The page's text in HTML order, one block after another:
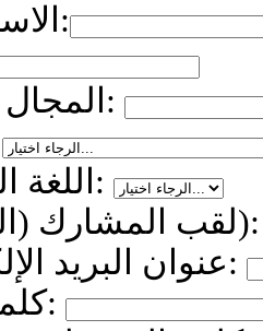
الاسم الأول:
المجال المهني:
اللغة المفضلة:
لقب المشارك (الشيفرة):
عنوان البريد الإلكتروني:
كلمة السر: